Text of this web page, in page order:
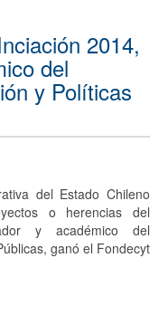
2014,
del
y Políticas
del Estado Chileno
o herencias del
y académico del
ganó el Fondecyt